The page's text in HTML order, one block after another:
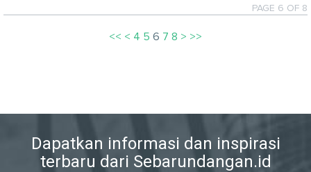
PAGE 6 OF 8
<< < 4 5 6 7 8 > >>
Dapatkan informasi dan inspirasi
terbaru dari Sebarundangan.id